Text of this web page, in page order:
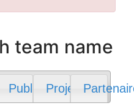
team name
Publications
Projets